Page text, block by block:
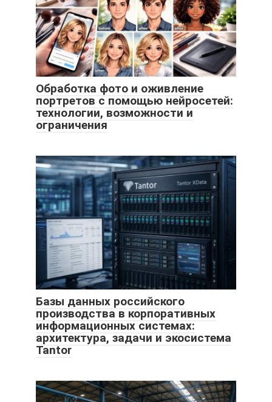
Обработка фото и оживление
портретов с помощью нейросетей:
технологии, возможности и
ограничения
Базы данных российского
производства в корпоративных
информационных системах:
архитектура, задачи и экосистема
Tantor